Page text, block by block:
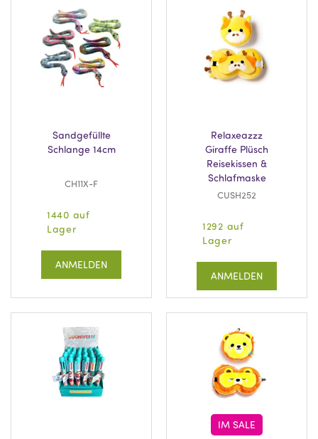
Sandgefüllte
Schlange 14cm
CH11X-F
1440 auf
Lager
ANMELDEN
Relaxeazzz
Giraffe Plüsch
Reisekissen &
Schlafmaske
CUSH252
1292 auf
Lager
ANMELDEN
IM SALE